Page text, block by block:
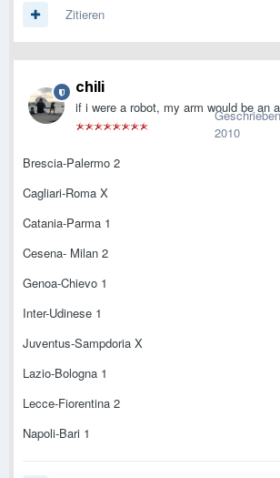
Zitieren
chili
if i were a robot, my arm would be an
2010
Brescia-Palermo 2
Cagliari-Roma X
Catania-Parma 1
Cesena- Milan 2
Genoa-Chievo 1
Inter-Udinese 1
Juventus-Sampdoria X
Lazio-Bologna 1
Lecce-Fiorentina 2
Napoli-Bari 1